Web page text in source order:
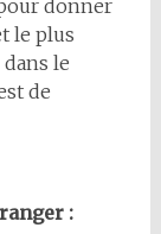
donner
le plus
le
de
: